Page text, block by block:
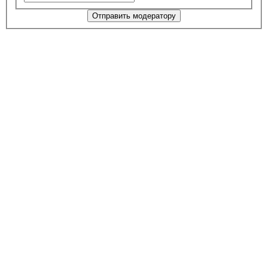
Отправить модератору